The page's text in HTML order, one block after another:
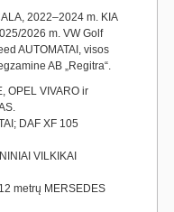
2022–2024 m. KIA
2026 m. VW Golf
AUTOMATAI, visos
AB „Regitra“.
OPEL VIVARO ir
DAF XF 105
VILKIKAI
metrų MERSEDES